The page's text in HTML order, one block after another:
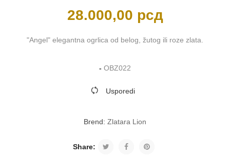
28.000,00 рсд
"Angel" elegantna ogrlica od belog, žutog ili roze zlata.
- OBZ022
Usporedi
Brend: Zlatara Lion
Share: